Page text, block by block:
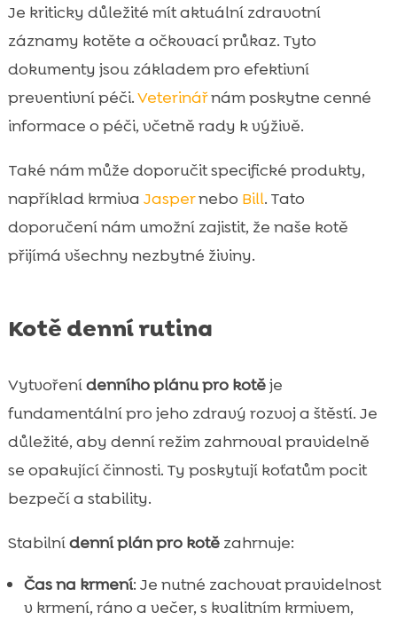
Je kriticky důležité mít aktuální zdravotní
záznamy kotěte a očkovací průkaz. Tyto
dokumenty jsou základem pro efektivní
preventivní péči.Veterinářnám poskytne cenné
informace o péči, včetně rady k výživě.
Také nám může doporučit specifické produkty,
například krmiva Jaspernebo Bill. Tato
doporučení nám umožní zajistit, že naše kotě
přijímá všechny nezbytné živiny.
Kotě denní rutina
Vytvořenídenního plánu pro kotěje
fundamentální pro jeho zdravý rozvoj a štěstí. Je
důležité, aby denní režim zahrnoval pravidelně
se opakující činnosti. Ty poskytují koťatům pocit
bezpečí a stability.
Stabilnídenní plán pro kotězahrnuje:
Čas na krmení: Je nutné zachovat pravidelnost
v krmení, ráno a večer, s kvalitním krmivem,